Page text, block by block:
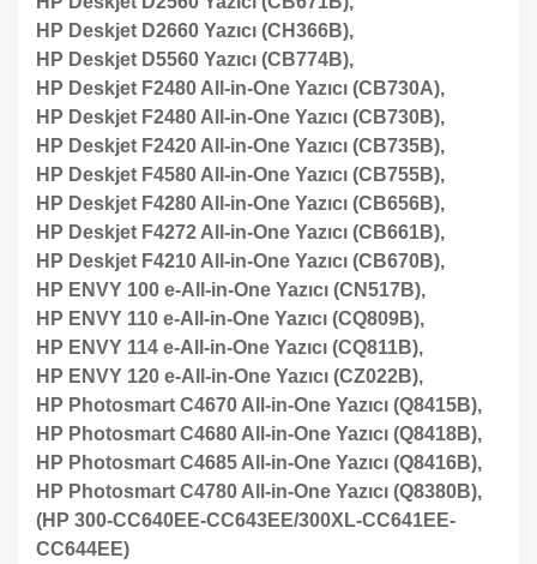
HP Deskjet D2660 Yazıcı (CH366B),
HP Deskjet D5560 Yazıcı (CB774B),
HP Deskjet F2480 All-in-One Yazıcı (CB730A),
HP Deskjet F2480 All-in-One Yazıcı (CB730B),
HP Deskjet F2420 All-in-One Yazıcı (CB735B),
HP Deskjet F4580 All-in-One Yazıcı (CB755B),
HP Deskjet F4280 All-in-One Yazıcı (CB656B),
HP Deskjet F4272 All-in-One Yazıcı (CB661B),
HP Deskjet F4210 All-in-One Yazıcı (CB670B),
HP ENVY 100 e-All-in-One Yazıcı (CN517B),
HP ENVY 110 e-All-in-One Yazıcı (CQ809B),
HP ENVY 114 e-All-in-One Yazıcı (CQ811B),
HP ENVY 120 e-All-in-One Yazıcı (CZ022B),
HP Photosmart C4670 All-in-One Yazıcı (Q8415B),
HP Photosmart C4680 All-in-One Yazıcı (Q8418B),
HP Photosmart C4685 All-in-One Yazıcı (Q8416B),
HP Photosmart C4780 All-in-One Yazıcı (Q8380B),
(HP 300-CC640EE-CC643EE/300XL-CC641EE-
CC644EE)